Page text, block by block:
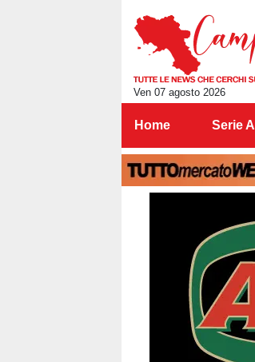
Ven 07 agosto 2026
Home Serie A